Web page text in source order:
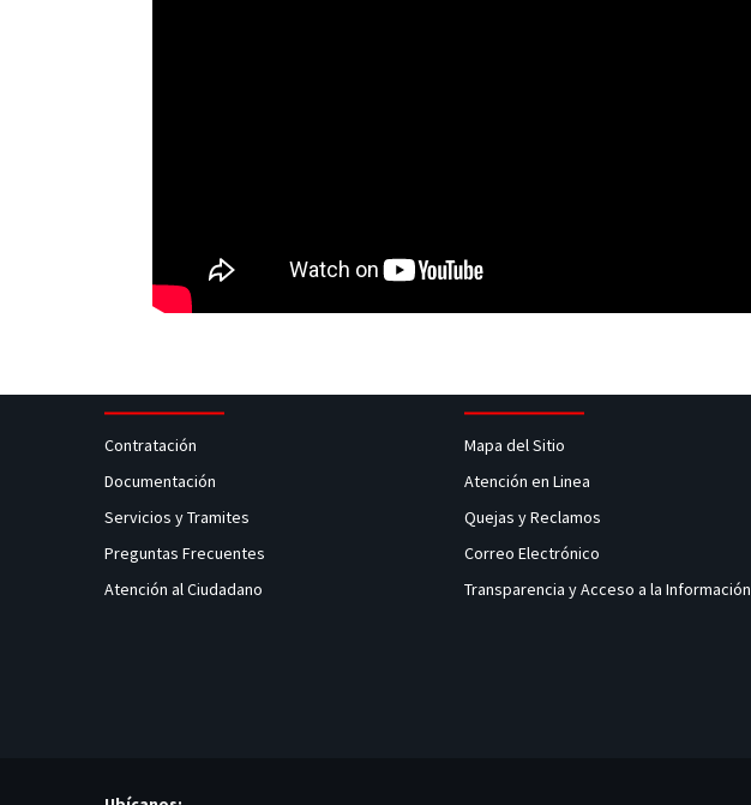
Contratación
Documentación
Servicios y Tramites
Preguntas Frecuentes
Atención al Ciudadano
Mapa del Sitio
Atención en Linea
Quejas y Reclamos
Correo Electrónico
Transparencia y Acceso a la Información